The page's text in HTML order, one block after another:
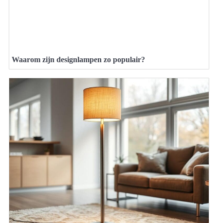
Waarom zijn designlampen zo populair?